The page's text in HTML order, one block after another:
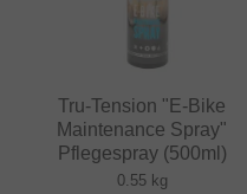
Tru-Tension "E-Bike
Maintenance Spray"
Pflegespray (500ml)
0.55 kg